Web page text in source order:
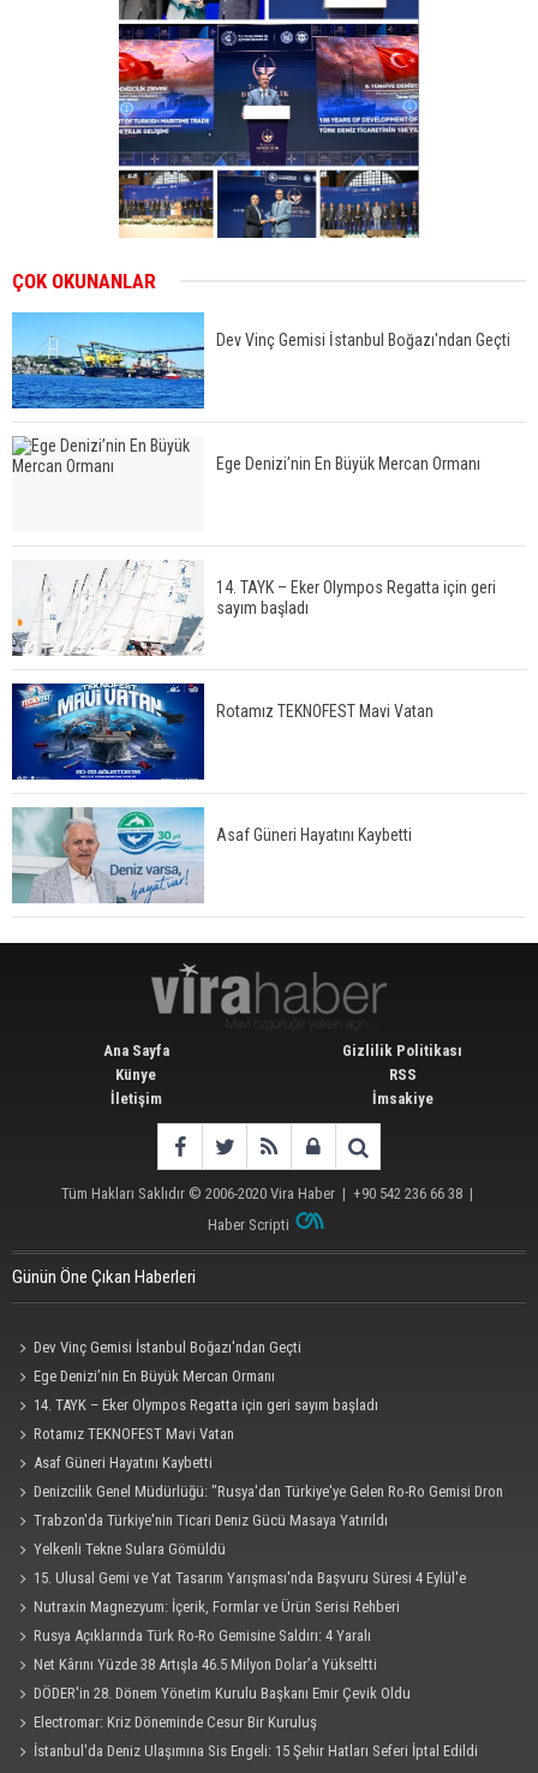
ÇOK OKUNANLAR
Dev Vinç Gemisi İstanbul Boğazı'ndan Geçti
Ege Denizi’nin En Büyük Mercan Ormanı
14. TAYK – Eker Olympos Regatta için geri
sayım başladı
Rotamız TEKNOFEST Mavi Vatan
Asaf Güneri Hayatını Kaybetti
Ana Sayfa
Künye
İletişim
Gizlilik Politikası
RSS
İmsakiye
Tüm Hakları Saklıdır © 2006-2020 Vira Haber | +90 542 236 66 38 |
Haber Scripti
Günün Öne Çıkan Haberleri
Dev Vinç Gemisi İstanbul Boğazı'ndan Geçti
Ege Denizi’nin En Büyük Mercan Ormanı
14. TAYK – Eker Olympos Regatta için geri sayım başladı
Rotamız TEKNOFEST Mavi Vatan
Asaf Güneri Hayatını Kaybetti
Denizcilik Genel Müdürlüğü: "Rusya'dan Türkiye'ye Gelen Ro-Ro Gemisi Dron
Saldırısına Uğradı"
Trabzon'da Türkiye'nin Ticari Deniz Gücü Masaya Yatırıldı
Yelkenli Tekne Sulara Gömüldü
15. Ulusal Gemi ve Yat Tasarım Yarışması'nda Başvuru Süresi 4 Eylül'e
Uzatıldı
Nutraxin Magnezyum: İçerik, Formlar ve Ürün Serisi Rehberi
Rusya Açıklarında Türk Ro-Ro Gemisine Saldırı: 4 Yaralı
Net Kârını Yüzde 38 Artışla 46.5 Milyon Dolar’a Yükseltti
DÖDER'in 28. Dönem Yönetim Kurulu Başkanı Emir Çevik Oldu
Electromar: Kriz Döneminde Cesur Bir Kuruluş
İstanbul'da Deniz Ulaşımına Sis Engeli: 15 Şehir Hatları Seferi İptal Edildi